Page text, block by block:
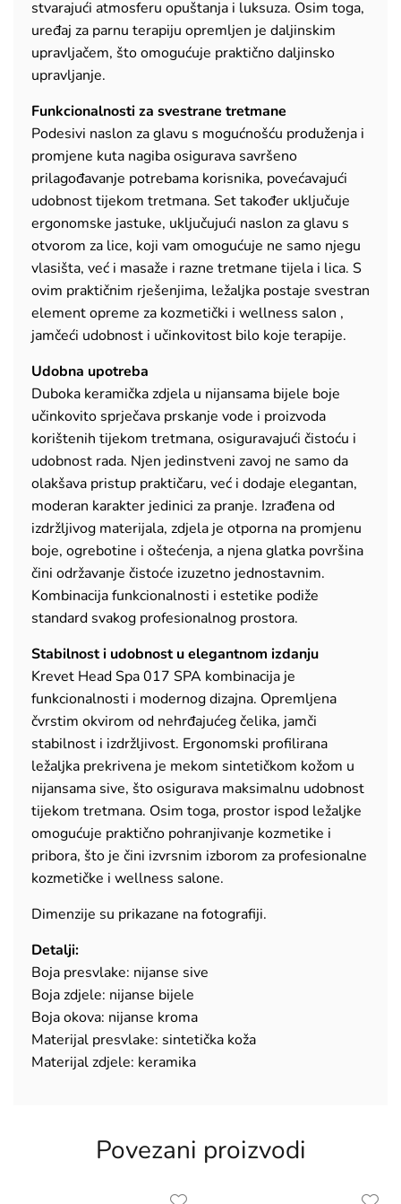
stvarajući atmosferu opuštanja i luksuza. Osim toga,
uređaj za parnu terapiju opremljen je daljinskim
upravljačem, što omogućuje praktično daljinsko
upravljanje.
Funkcionalnosti za svestrane tretmane
Podesivi naslon za glavu s mogućnošću produženja i
promjene kuta nagiba osigurava savršeno
prilagođavanje potrebama korisnika, povećavajući
udobnost tijekom tretmana. Set također uključuje
ergonomske jastuke, uključujući naslon za glavu s
otvorom za lice, koji vam omogućuje ne samo njegu
vlasišta, već i masaže i razne tretmane tijela i lica. S
ovim praktičnim rješenjima, ležaljka postaje svestran
element opreme za kozmetički i wellness salon ,
jamčeći udobnost i učinkovitost bilo koje terapije.
Udobna upotreba
Duboka keramička zdjela u nijansama bijele boje
učinkovito sprječava prskanje vode i proizvoda
korištenih tijekom tretmana, osiguravajući čistoću i
udobnost rada. Njen jedinstveni zavoj ne samo da
olakšava pristup praktičaru, već i dodaje elegantan,
moderan karakter jedinici za pranje. Izrađena od
izdržljivog materijala, zdjela je otporna na promjenu
boje, ogrebotine i oštećenja, a njena glatka površina
čini održavanje čistoće izuzetno jednostavnim.
Kombinacija funkcionalnosti i estetike podiže
standard svakog profesionalnog prostora.
Stabilnost i udobnost u elegantnom izdanju
Krevet Head Spa 017 SPA kombinacija je
funkcionalnosti i modernog dizajna. Opremljena
čvrstim okvirom od nehrđajućeg čelika, jamči
stabilnost i izdržljivost. Ergonomski profilirana
ležaljka prekrivena je mekom sintetičkom kožom u
nijansama sive, što osigurava maksimalnu udobnost
tijekom tretmana. Osim toga, prostor ispod ležaljke
omogućuje praktično pohranjivanje kozmetike i
pribora, što je čini izvrsnim izborom za profesionalne
kozmetičke i wellness salone.
Dimenzije su prikazane na fotografiji.
Detalji:
Boja presvlake: nijanse sive
Boja zdjele: nijanse bijele
Boja okova: nijanse kroma
Materijal presvlake: sintetička koža
Materijal zdjele: keramika
Povezani proizvodi